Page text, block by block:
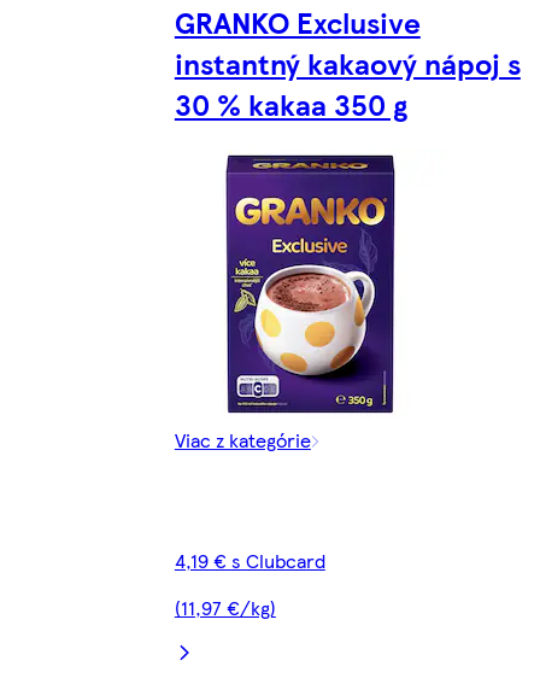
GRANKO Exclusive
instantný kakaový nápoj s
30 % kakaa 350 g
Viac z kategórie
4,19 € s Clubcard
(11,97 €/kg)